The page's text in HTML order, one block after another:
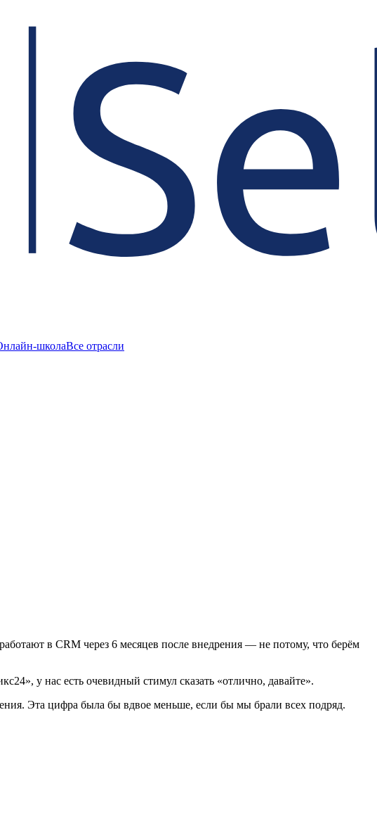
школаВсе отрасли
в CRM через 6 месяцев после внедрения — не потому, что берём
у нас есть очевидный стимул сказать «отлично, давайте».
Эта цифра была бы вдвое меньше, если бы мы брали всех подряд.